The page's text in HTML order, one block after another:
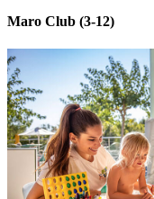
Maro Club (3-12)